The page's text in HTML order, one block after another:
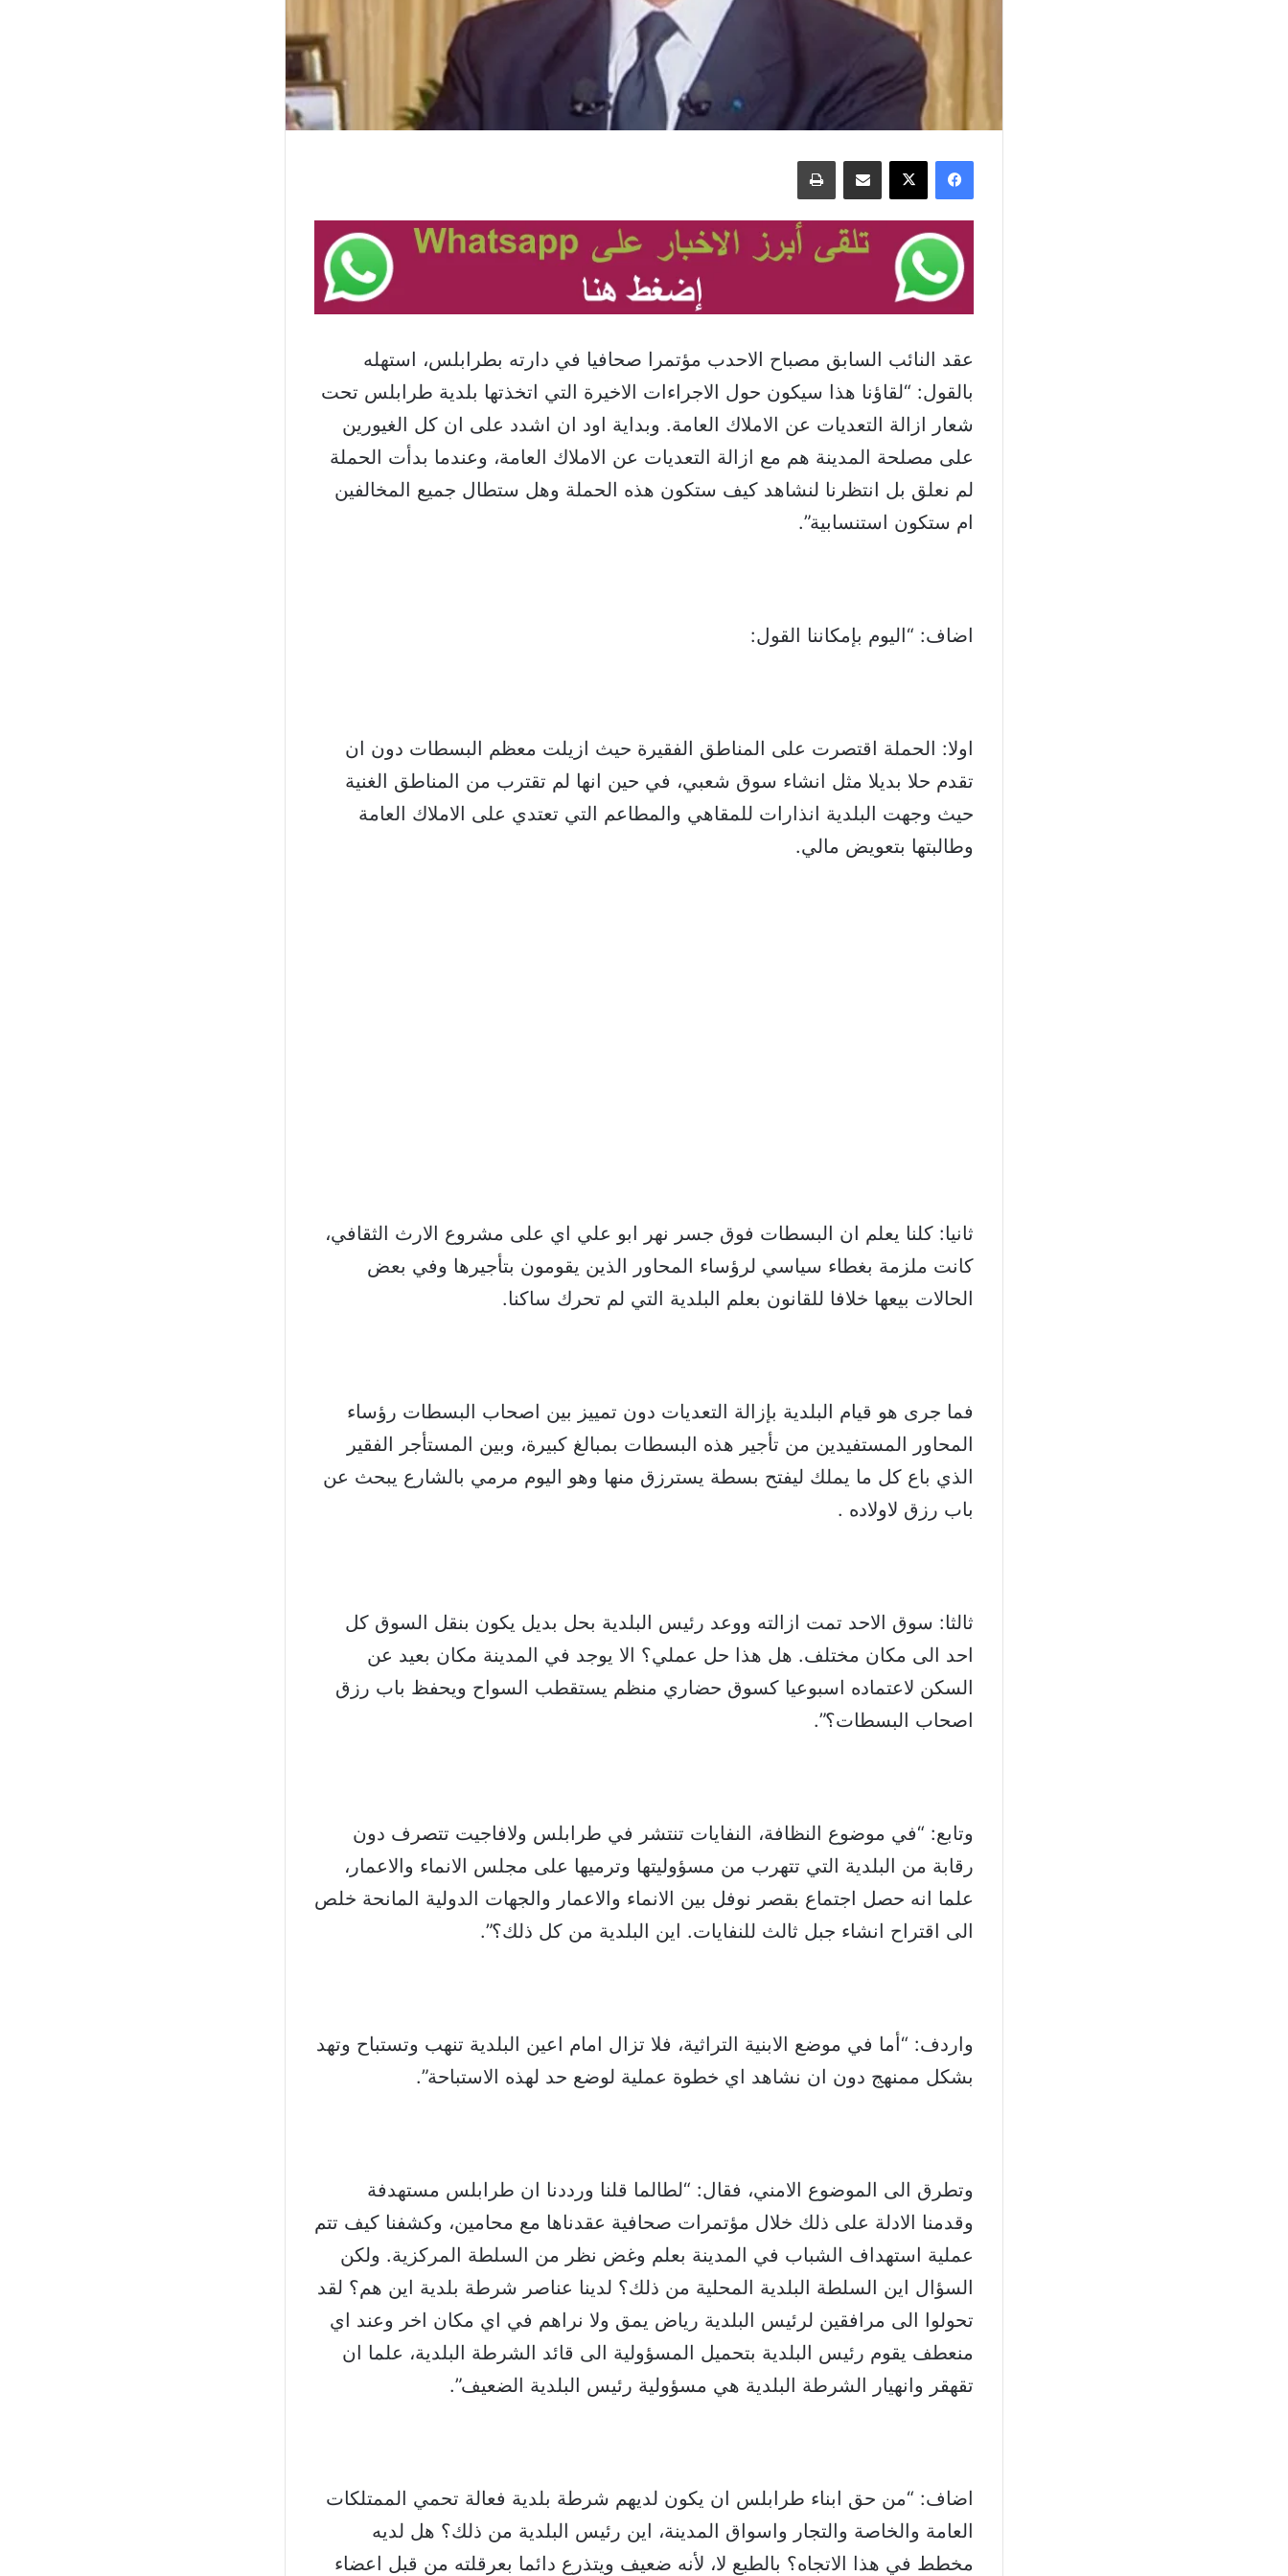
فيسبوك ‫X مشاركة عبر البريد طباعة
عقد النائب السابق مصباح الاحدب مؤتمرا صحافيا في دارته بطرابلس، استهله
بالقول: “لقاؤنا هذا سيكون حول الاجراءات الاخيرة التي اتخذتها بلدية طرابلس تحت
شعار ازالة التعديات عن الاملاك العامة. وبداية اود ان اشدد على ان كل الغيورين
على مصلحة المدينة هم مع ازالة التعديات عن الاملاك العامة، وعندما بدأت الحملة
لم نعلق بل انتظرنا لنشاهد كيف ستكون هذه الحملة وهل ستطال جميع المخالفين
ام ستكون استنسابية”.
اضاف: “اليوم بإمكاننا القول:
اولا: الحملة اقتصرت على المناطق الفقيرة حيث ازيلت معظم البسطات دون ان
تقدم حلا بديلا مثل انشاء سوق شعبي، في حين انها لم تقترب من المناطق الغنية
حيث وجهت البلدية انذارات للمقاهي والمطاعم التي تعتدي على الاملاك العامة
وطالبتها بتعويض مالي.
ثانيا: كلنا يعلم ان البسطات فوق جسر نهر ابو علي اي على مشروع الارث الثقافي،
كانت ملزمة بغطاء سياسي لرؤساء المحاور الذين يقومون بتأجيرها وفي بعض
الحالات بيعها خلافا للقانون بعلم البلدية التي لم تحرك ساكنا.
فما جرى هو قيام البلدية بإزالة التعديات دون تمييز بين اصحاب البسطات رؤساء
المحاور المستفيدين من تأجير هذه البسطات بمبالغ كبيرة، وبين المستأجر الفقير
الذي باع كل ما يملك ليفتح بسطة يسترزق منها وهو اليوم مرمي بالشارع يبحث عن
باب رزق لاولاده .
ثالثا: سوق الاحد تمت ازالته ووعد رئيس البلدية بحل بديل يكون بنقل السوق كل
احد الى مكان مختلف. هل هذا حل عملي؟ الا يوجد في المدينة مكان بعيد عن
السكن لاعتماده اسبوعيا كسوق حضاري منظم يستقطب السواح ويحفظ باب رزق
اصحاب البسطات؟”.
وتابع: “في موضوع النظافة، النفايات تنتشر في طرابلس ولافاجيت تتصرف دون
رقابة من البلدية التي تتهرب من مسؤوليتها وترميها على مجلس الانماء والاعمار،
علما انه حصل اجتماع بقصر نوفل بين الانماء والاعمار والجهات الدولية المانحة خلص
الى اقتراح انشاء جبل ثالث للنفايات. اين البلدية من كل ذلك؟”.
واردف: “أما في موضع الابنية التراثية، فلا تزال امام اعين البلدية تنهب وتستباح وتهد
بشكل ممنهج دون ان نشاهد اي خطوة عملية لوضع حد لهذه الاستباحة”.
وتطرق الى الموضوع الامني، فقال: “لطالما قلنا ورددنا ان طرابلس مستهدفة
وقدمنا الادلة على ذلك خلال مؤتمرات صحافية عقدناها مع محامين، وكشفنا كيف تتم
عملية استهداف الشباب في المدينة بعلم وغض نظر من السلطة المركزية. ولكن
السؤال اين السلطة البلدية المحلية من ذلك؟ لدينا عناصر شرطة بلدية اين هم؟ لقد
تحولوا الى مرافقين لرئيس البلدية رياض يمق ولا نراهم في اي مكان اخر وعند اي
منعطف يقوم رئيس البلدية بتحميل المسؤولية الى قائد الشرطة البلدية، علما ان
تقهقر وانهيار الشرطة البلدية هي مسؤولية رئيس البلدية الضعيف”.
اضاف: “من حق ابناء طرابلس ان يكون لديهم شرطة بلدية فعالة تحمي الممتلكات
العامة والخاصة والتجار واسواق المدينة، اين رئيس البلدية من ذلك؟ هل لديه
مخطط في هذا الاتجاه؟ بالطبع لا، لأنه ضعيف ويتذرع دائما بعرقلته من قبل اعضاء